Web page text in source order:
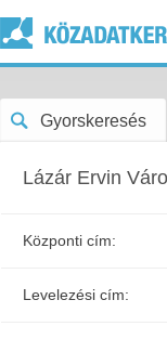
Gyorskeresés
Lázár Ervin
Központi cím:
Levelezési cím: